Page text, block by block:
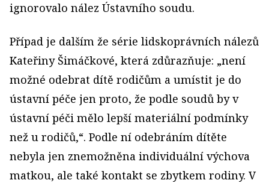
ignorovalo nález Ústavního soudu.
Případ je dalším že série lidskoprávních nálezů
Kateřiny Šimáčkové, která zdůrazňuje: „není
možné odebrat dítě rodičům a umístit je do
ústavní péče jen proto, že podle soudů by v
ústavní péči mělo lepší materiální podmínky
než u rodičů,“. Podle ní odebráním dítěte
nebyla jen znemožněna individuální výchova
matkou, ale také kontakt se zbytkem rodiny. V